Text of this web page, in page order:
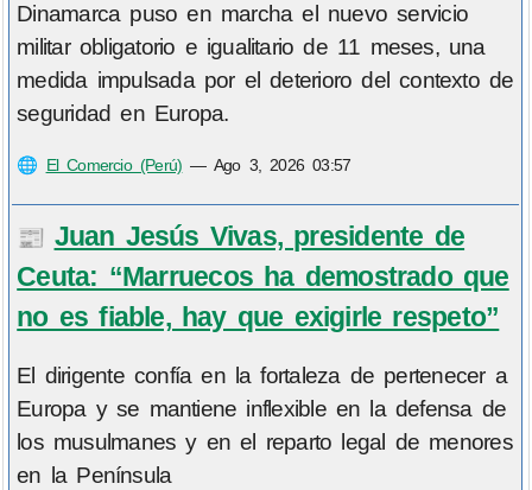
Dinamarca puso en marcha el nuevo servicio
militar obligatorio e igualitario de 11 meses, una
medida impulsada por el deterioro del contexto de
seguridad en Europa.
🌐 El Comercio (Perú) — Ago 3, 2026 03:57
📰 Juan Jesús Vivas, presidente de
Ceuta: “Marruecos ha demostrado que
no es fiable, hay que exigirle respeto”
El dirigente confía en la fortaleza de pertenecer a
Europa y se mantiene inflexible en la defensa de
los musulmanes y en el reparto legal de menores
en la Península